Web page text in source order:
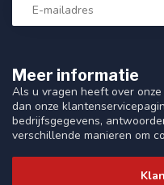
Meer informatie
Als u vragen heeft over
dan onze
bedrijfsgegevens,
verschillende manieren om